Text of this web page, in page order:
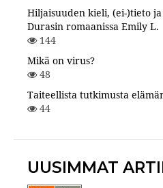
Hiljaisuuden kieli, (ei-)tieto
Durasin romaanissa Emily L.
144
Mikä on virus?
48
Taiteellista tutkimusta
44
UUSIMMAT